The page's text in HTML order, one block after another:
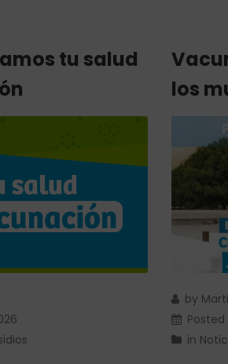
tu salud
los
by
Posted
in